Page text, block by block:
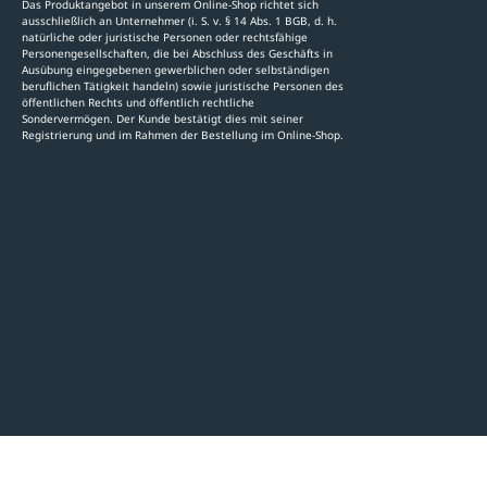
Das Produktangebot in unserem Online-Shop richtet sich
ausschließlich an Unternehmer (i. S. v. § 14 Abs. 1 BGB, d. h.
natürliche oder juristische Personen oder rechtsfähige
Personengesellschaften, die bei Abschluss des Geschäfts in
Ausübung eingegebenen gewerblichen oder selbständigen
beruflichen Tätigkeit handeln) sowie juristische Personen des
öffentlichen Rechts und öffentlich rechtliche
Sondervermögen. Der Kunde bestätigt dies mit seiner
Registrierung und im Rahmen der Bestellung im Online-Shop.